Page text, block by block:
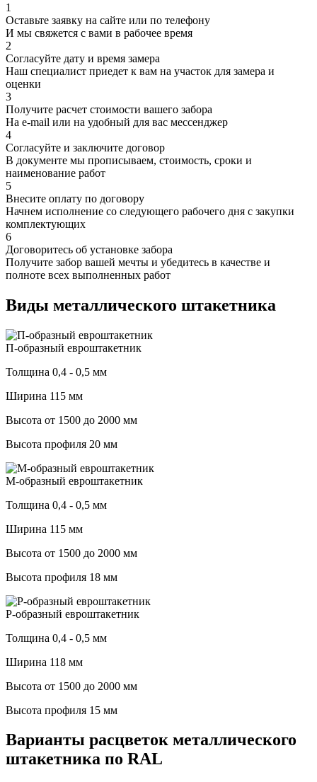
1
Оставьте заявку на сайте или по телефону
И мы свяжется с вами в рабочее время
2
Согласуйте дату и время замера
Наш специалист приедет к вам на участок для замера и
оценки
3
Получите расчет стоимости вашего забора
На e-mail или на удобный для вас мессенджер
4
Согласуйте и заключите договор
В документе мы прописываем, стоимость, сроки и
наименование работ
5
Внесите оплату по договору
Начнем исполнение со следующего рабочего дня с закупки
комплектующих
6
Договоритесь об установке забора
Получите забор вашей мечты и убедитесь в качестве и
полноте всех выполненных работ
Виды металлического штакетника
П-образный евроштакетник
Толщина 0,4 - 0,5 мм
Ширина 115 мм
Высота от 1500 до 2000 мм
Высота профиля 20 мм
М-образный евроштакетник
Толщина 0,4 - 0,5 мм
Ширина 115 мм
Высота от 1500 до 2000 мм
Высота профиля 18 мм
Р-образный евроштакетник
Толщина 0,4 - 0,5 мм
Ширина 118 мм
Высота от 1500 до 2000 мм
Высота профиля 15 мм
Варианты расцветок металлического
штакетника по RAL